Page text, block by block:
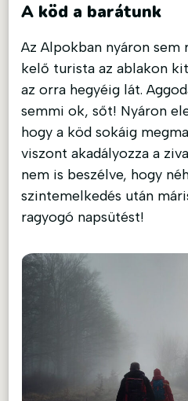
A köd a barátunk
Az Alpokban nyáron sem
kelő turista az ablakon
az orra hegyéig lát.
semmi ok, sőt! Nyáron
hogy a köd sokáig
viszont akadályozza a
nem is beszélve, hogy
szintemelkedés után
ragyogó napsütést!